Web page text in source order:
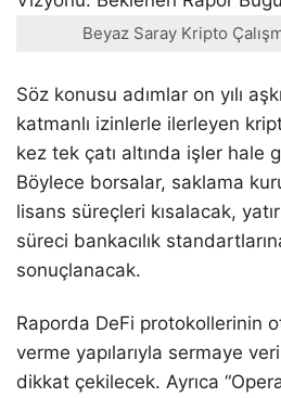
Beyaz Saray Kripto
Söz konusu adımlar on yılı
katmanlı izinlerle ilerleyen
kez tek çatı altında işler hale
Böylece borsalar, saklama
lisans süreçleri kısalacak,
süreci bankacılık
sonuçlanacak.
Raporda DeFi protokollerinin
verme yapılarıyla sermaye
dikkat çekilecek. Ayrıca